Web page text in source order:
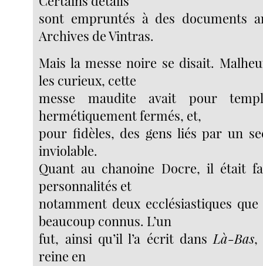
sont empruntés à des documents
Archives de Vintras.
Mais la messe noire se disait.
les curieux, cette
messe maudite avait pour
hermétiquement fermés, et,
pour fidèles, des gens liés par un
inviolable.
Quant au chanoine Docre, il était
personnalités et
notamment deux ecclésiastiques
beaucoup connus. L’un
fut, ainsi qu’il l’a écrit dansLà-Bas,
reine en